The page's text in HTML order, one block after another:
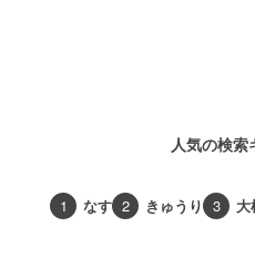
人気の検索
1 なす 2 きゅうり 3 大